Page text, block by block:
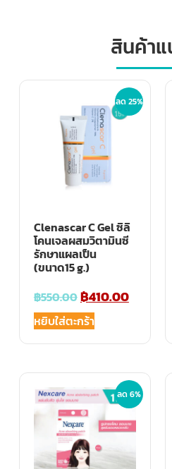
สินค้าแ
ลด 25%
Clenascar C Gel ซิลิ
โคนเจลผสมวิตามินซี
รักษาแผลเป็น
(ขนาด15 g.)
฿550.00฿410.00
หยิบใส่ตะกร้า
ลด 6%